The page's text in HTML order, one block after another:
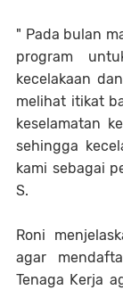
" Pada bulan
program
kecelakaan
melihat itikat
keselamatan
sehingga
kami sebagai
S.
Roni
agar
Tenaga Kerja